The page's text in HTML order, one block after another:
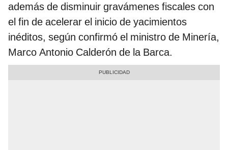
además de disminuir gravámenes fiscales con
el fin de acelerar el inicio de yacimientos
inéditos, según confirmó el ministro de Minería,
Marco Antonio Calderón de la Barca.